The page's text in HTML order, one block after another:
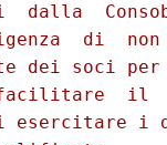
dalla
di
dei soci
il
esercitare i